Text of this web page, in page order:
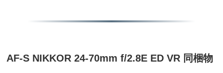
AF-S NIKKOR 24-70mm f/2.8E ED VR 同梱物